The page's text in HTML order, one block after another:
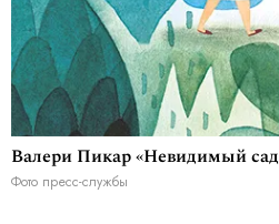
Валери Пикар «Невидимый
Фото пресс-службы